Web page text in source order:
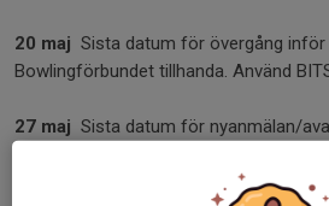
20 maj Sista datum för övergång inför
Bowlingförbundet tillhanda. Använd
27 maj Sista datum för nyanmälan/